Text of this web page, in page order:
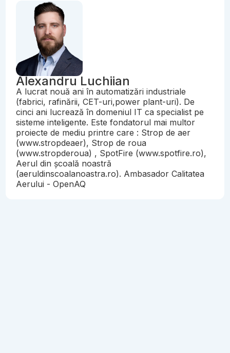
Alexandru Luchiian
A lucrat nouă ani în automatizări industriale
(fabrici, rafinării, CET-uri,power plant-uri). De
cinci ani lucrează în domeniul IT ca specialist pe
sisteme inteligente. Este fondatorul mai multor
proiecte de mediu printre care : Strop de aer
(www.stropdeaer), Strop de roua
(www.stropderoua) , SpotFire (www.spotfire.ro),
Aerul din școală noastră
(aeruldinscoalanoastra.ro). Ambasador Calitatea
Aerului - OpenAQ